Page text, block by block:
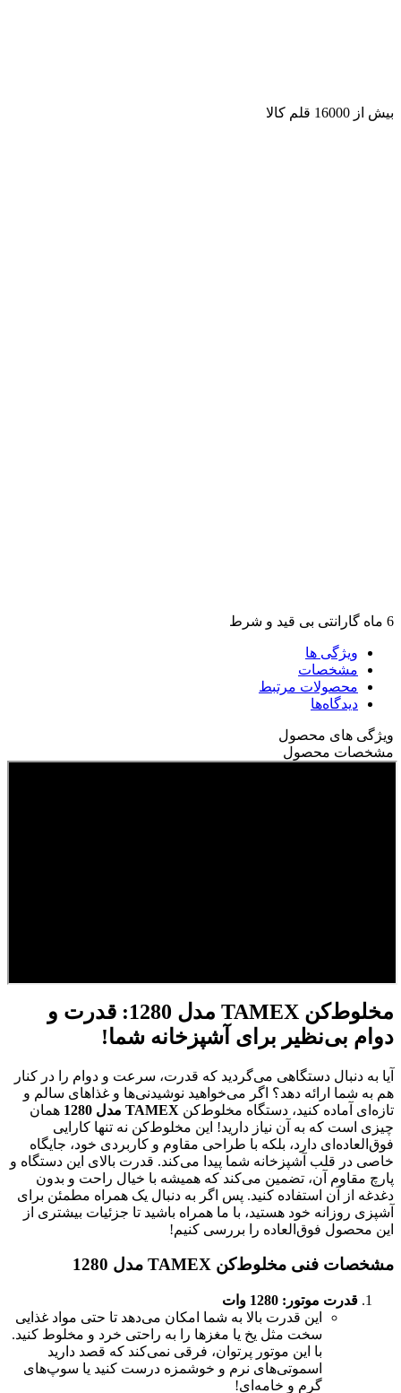
بیش از 16000 قلم کالا
6 ماه گارانتی بی قید و شرط
ویژگی ها
مشخصات
محصولات مرتبط
دیدگاه‌ها
ویژگی های محصول
مشخصات محصول
مخلوط‌کن TAMEX مدل 1280: قدرت و
دوام بی‌نظیر برای آشپزخانه شما!
آیا به دنبال دستگاهی می‌گردید که قدرت، سرعت و دوام را در کنار
هم به شما ارائه دهد؟ اگر می‌خواهید نوشیدنی‌ها و غذاهای سالم و
تازه‌ای آماده کنید، دستگاه مخلوط‌کن TAMEX مدل 1280
همان
چیزی است که به آن نیاز دارید! این مخلوط‌کن نه تنها کارایی
فوق‌العاده‌ای دارد، بلکه با طراحی مقاوم و کاربردی خود، جایگاه
خاصی در قلب آشپزخانه شما پیدا می‌کند. قدرت بالای این دستگاه و
پارچ مقاوم آن، تضمین می‌کند که همیشه با خیال راحت و بدون
دغدغه از آن استفاده کنید. پس اگر به دنبال یک همراه مطمئن برای
آشپزی روزانه خود هستید، با ما همراه باشید تا جزئیات بیشتری از
این محصول فوق‌العاده را بررسی کنیم!
مشخصات فنی مخلوط‌کن TAMEX مدل 1280
قدرت موتور: 1280 وات
این قدرت بالا به شما امکان می‌دهد تا حتی مواد غذایی
سخت مثل یخ یا مغزها را به راحتی خرد و مخلوط کنید.
با این موتور پرتوان، فرقی نمی‌کند که قصد دارید
اسموتی‌های نرم و خوشمزه درست کنید یا سوپ‌های
گرم و خامه‌ای!